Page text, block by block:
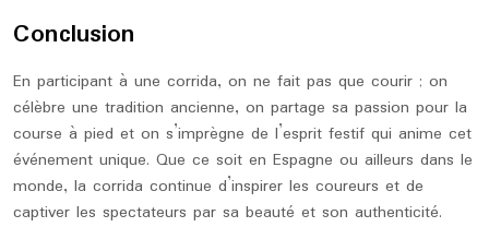
Conclusion
En participant à une corrida, on ne fait pas que courir ; on
célèbre une tradition ancienne, on partage sa passion pour la
course à pied et on s’imprègne de l’esprit festif qui anime cet
événement unique. Que ce soit en Espagne ou ailleurs dans le
monde, la corrida continue d’inspirer les coureurs et de
captiver les spectateurs par sa beauté et son authenticité.